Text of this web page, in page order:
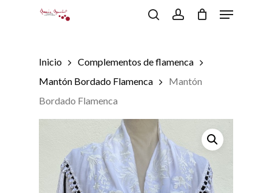
Menu
Inicio
Complementos de flamenca
Mantón Bordado Flamenca
Mantón
Bordado Flamenca